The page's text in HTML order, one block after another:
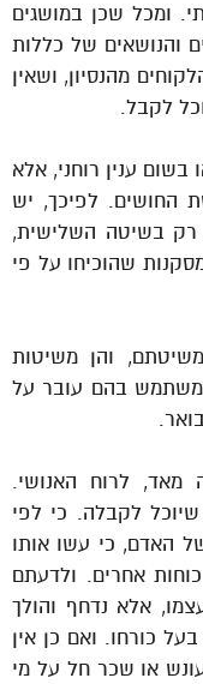
ומכל שכן במושגים
והנושאים של כללות
מהנסיון, ושאין
לקבל.
ענין רוחני, אלא
החושים. לפיכך, יש
רק בשיטה השלישית,
שהוכיחו על פי
והן משיטות
המשתמש בהם עובר על
מאד, לרוח האנושי.
לקבלה. כי לפי
האדם, כי עשו אותו
אחרים. ולדעתם
אלא נדחף והולך
כורחו. ואם כן אין
או שכר חל על מי